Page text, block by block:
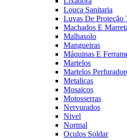
Louça Sanitaria
Luvas De Proteção
Machados E
Malhasolo
Mangueiras
Máquinas E
Martelos
Martelos
Metalicas
Mosaicos
Motosserras
Nervurados
Nivel
Normal
Oculos Soldar